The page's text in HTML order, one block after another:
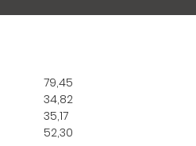
79,45
34,82
35,17
52,30